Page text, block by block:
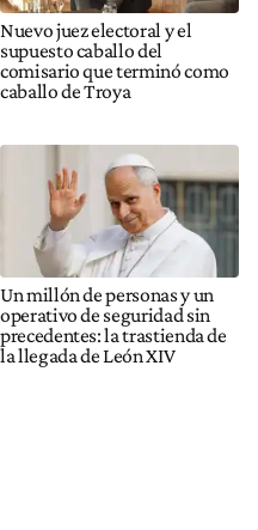
Nuevo juez electoral y el
supuesto caballo del
comisario que terminó como
caballo de Troya
Un millón de personas y un
operativo de seguridad sin
precedentes: la trastienda de
la llegada de León XIV